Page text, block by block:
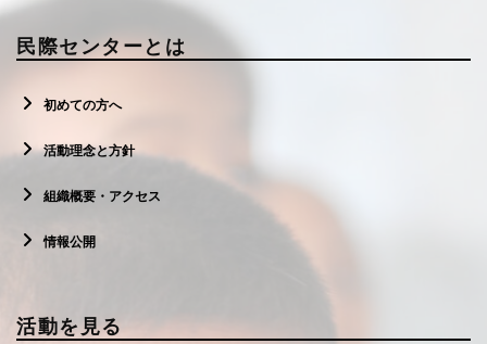
民際センターとは
初めての方へ
活動理念と方針
組織概要・アクセス
情報公開
活動を見る